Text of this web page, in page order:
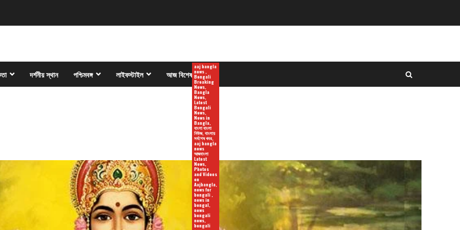
দর্শনীয় স্থান পশ্চিমবঙ্গ লাইফস্টাইল আজ বিশেষ
aaj bangla
news ,
Bengali
Breaking
News,
Bangla
News,
Latest
Bengali
News,
News in
Bangla,
বাংলা বাংলা
নিউজ, বাংলায়
সর্বশেষ খবর,
aaj bangla
news
আজবাংলা
Latest
News,
Photos
and Videos
on
Aajbangla,
news for
bengali ,
news in
bengal,
news
bengali
news,
bengali